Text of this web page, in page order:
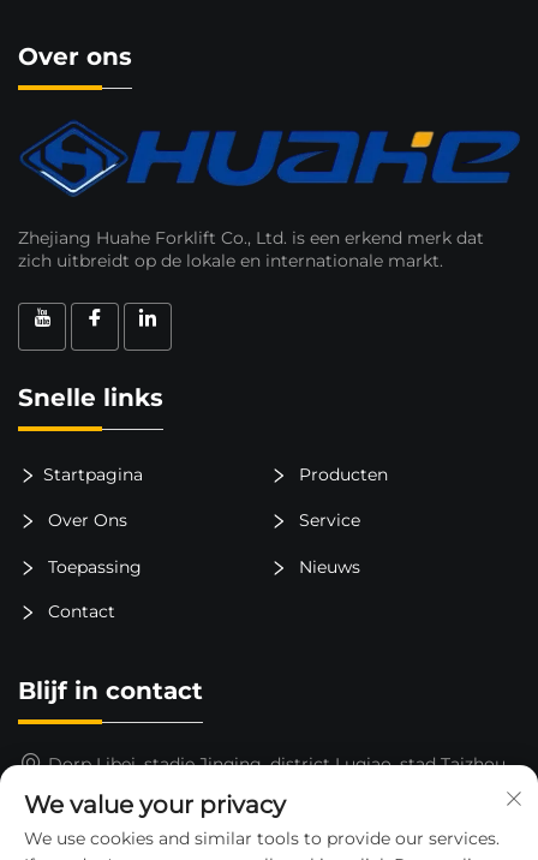
Over ons
Zhejiang Huahe Forklift Co., Ltd. is een erkend merk dat
zich uitbreidt op de lokale en internationale markt.
Snelle links
Startpagina Producten
Over Ons Service
Toepassing Nieuws
Contact
Blijf in contact
Dorp Libei, stadje Jinqing, district Luqiao, stad Taizhou,
15325652000
We value your privacy
We use cookies and similar tools to provide our services.